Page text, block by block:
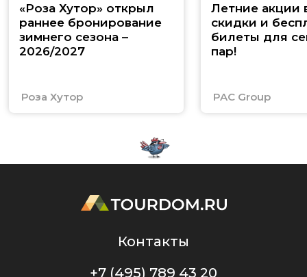
«Роза Хутор» открыл
раннее бронирование
зимнего сезона –
2026/2027
Роза Хутор
Летние акции
скидки и
билеты для
пар!
PAC Group
Контакты
+7 (495) 789 43 20